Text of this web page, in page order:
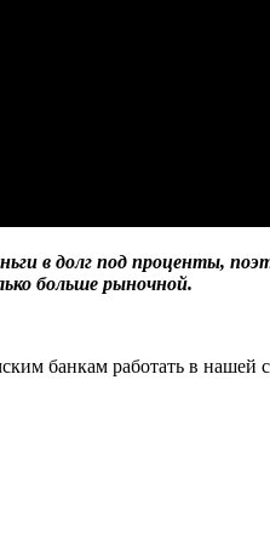
в долг под проценты,
больше рыночной.
банкам работать в нашей